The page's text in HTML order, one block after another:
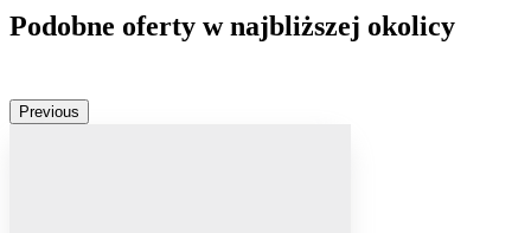
Podobne oferty w najbliższej okolicy
Previous